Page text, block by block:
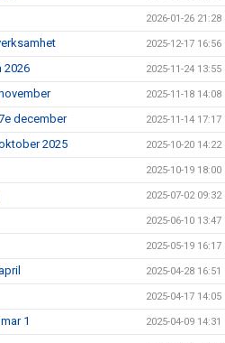
2026-01-26 21:28
2025-12-17 16:56
2026 2025-11-24 13:55
2025-11-18 14:08
december 2025-11-14 17:17
2025 2025-10-20 14:22
2025-10-19 18:00
2025-07-02 09:32
2025-06-10 13:47
2025-05-19 16:17
2025-04-28 16:51
2025-04-17 14:05
1 2025-04-09 14:31